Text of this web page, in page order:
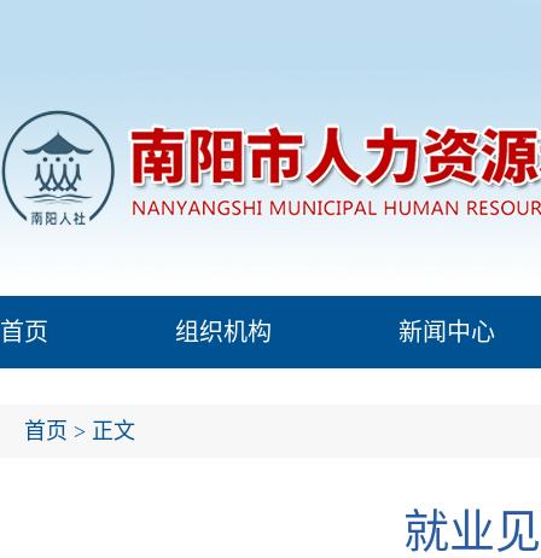
首页 组织机构 新闻中心
首页 > 正文
就业